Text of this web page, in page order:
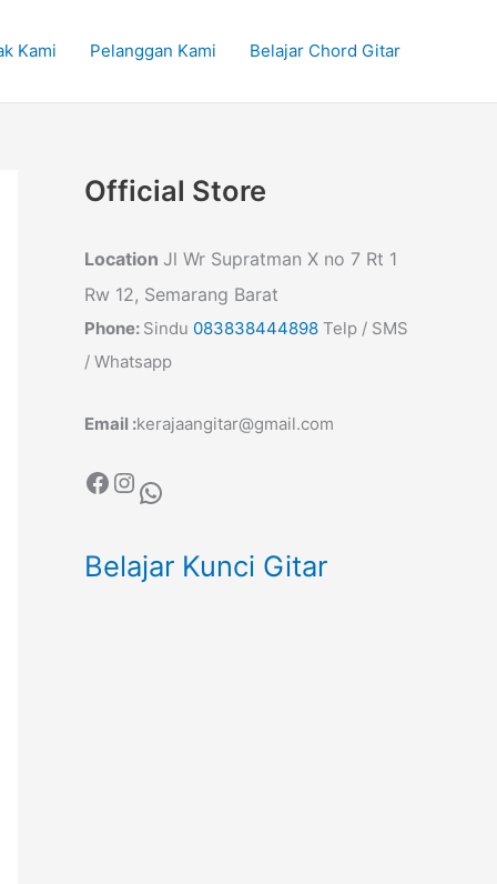
Kami Pelanggan Kami Belajar Chord Gitar
Official Store
Location Jl Wr Supratman X no 7 Rt 1
Rw 12, Semarang Barat
Phone: Sindu 083838444898 Telp / SMS
/ Whatsapp
Email :kerajaangitar@gmail.com
Facebook Instagram WhatsApp
Belajar Kunci Gitar